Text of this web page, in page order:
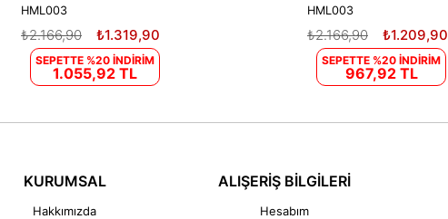
HML003
₺1.319,90
₺2.166,90
SEPETTE %20 İNDİRİM
1.055,92 TL
HML003
₺1.209,90
₺2.166,90
SEPETTE %20 İNDİRİM
967,92 TL
KURUMSAL
Hakkımızda
ALIŞERİŞ BİLGİLERİ
Hesabım